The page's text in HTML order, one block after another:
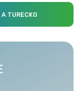
TURECKO